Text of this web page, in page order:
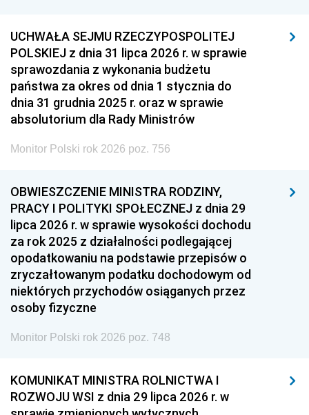
UCHWAŁA SEJMU RZECZYPOSPOLITEJ
POLSKIEJ z dnia 31 lipca 2026 r. w sprawie
sprawozdania z wykonania budżetu
państwa za okres od dnia 1 stycznia do
dnia 31 grudnia 2025 r. oraz w sprawie
absolutorium dla Rady Ministrów
Monitor Polski rok 2026 poz. 756
OBWIESZCZENIE MINISTRA RODZINY,
PRACY I POLITYKI SPOŁECZNEJ z dnia 29
lipca 2026 r. w sprawie wysokości dochodu
za rok 2025 z działalności podlegającej
opodatkowaniu na podstawie przepisów o
zryczałtowanym podatku dochodowym od
niektórych przychodów osiąganych przez
osoby fizyczne
Monitor Polski rok 2026 poz. 748
KOMUNIKAT MINISTRA ROLNICTWA I
ROZWOJU WSI z dnia 29 lipca 2026 r. w